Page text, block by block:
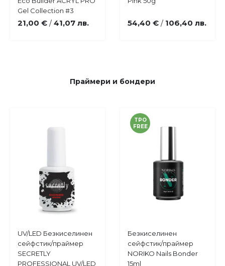
любими
Gel Collection #3
21,00 € / 41,07 лв. 54,40 € / 106,40 лв.
Праймери и бондери
в
Купи
UV/LED Безкиселинен
сейфстик/праймер
SECRETLY
PROFESSIONAL UV/LED
TPO
FREE
в
любими
Купи
Безкиселинен
сейфстик/праймер
NORIKO Nails Bonder
15ml